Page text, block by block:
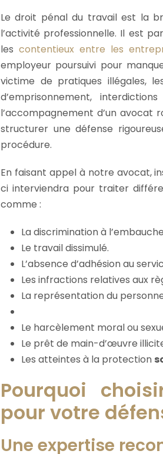
Le droit pénal du travail est la
l’activité professionnelle. Il est
les contentieux entre les
employeur poursuivi pour
victime de pratiques illégales,
d’emprisonnement,
l’accompagnement d’un
structurer une défense
procédure.
En faisant appel à notre avocat,
ci interviendra pour traiter
comme :
La discrimination à
Le travail dissimulé.
L’absence d’adhésion au
Les infractions relatives aux
La représentation du
Le harcèlement moral ou
Le prêt de main-d’œuvre
Les atteintes à la protection
Pourquoi
pour votre
Une expertise